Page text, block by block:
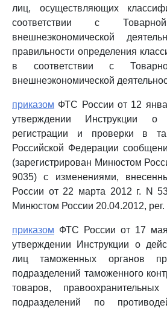
лиц, осуществляющих
соответствии с
внешнеэкономической
правильности определения
в соответствии с
внешнеэкономической
приказом ФТС России от 12
утверждении Инструкции о
регистрации и проверки в
Российской Федерации
(зарегистрирован Минюстом
9035) с изменениями,
России от 22 марта 2012 г. N
Минюстом России 20.04.2012, рег.
приказом ФТС России от 17
утверждении Инструкции о
лиц таможенных органов
подразделений таможенного
товаров,
подразделений по